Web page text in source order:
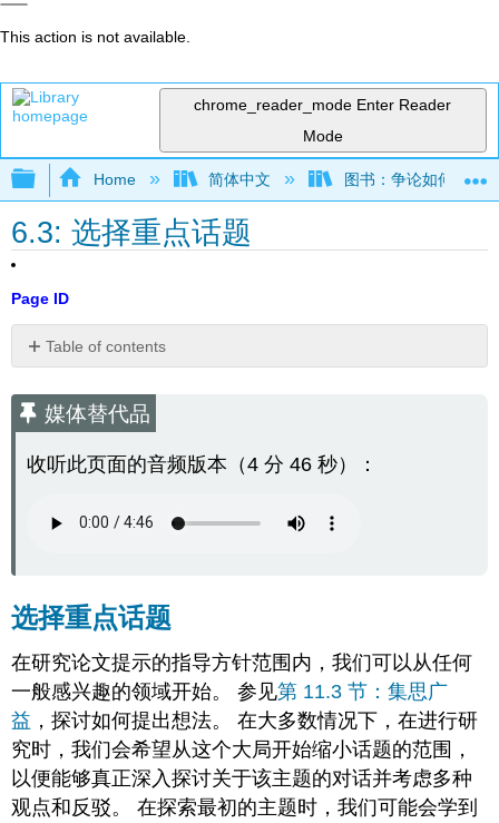
This action is not available.
chrome_reader_mode Enter Reader
Mode
Expand/collapse global hierarchy
Home 简体中文 图书：争论如何运作
6.3: 选择重点话题
Page ID
Table of contents
体
替
品
择
题
提
出
研
究
问
题
练
习
练
媒体替代品
收听此页面的音频版本（4 分 46 秒）：
选择重点话题
在研究论文提示的指导方针范围内，我们可以从任何
一般感兴趣的领域开始。 参见第 11.3 节：集思广
益 ，探讨如何提出想法。 在大多数情况下，在进行研
究时，我们会希望从这个大局开始缩小话题的范围，
以便能够真正深入探讨关于该主题的对话并考虑多种
观点和反驳。 在探索最初的主题时，我们可能会学到